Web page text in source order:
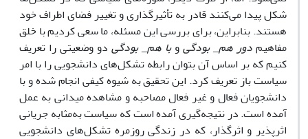
شکل پیدا می‌کنند قادر به تأثیرگذاری و تغییر فضای اطراف خود
هستند. بنابراین، برای بررسی این مسئله، ما سعی کردیم با خلق
مفاهیمدور هم_ بودگیوبا هم_ بودگی دو وضعیتی را تعریف
کنیم که بر اساس آن بتوان رابطه تشکل‌های دانشجویی را با امر
سیاست باز تعریف کرد. این تحقیق به شیوه کیفی انجام شده و با
دانشجویان فعال و غیر فعال مصاحبه و مشاهده میدانی به عمل
آمده است. در نتیجه‌گیری آمده است که سیاست به‌مثابه جریانی
اثرپذیر و اثرگذار، که در زندگی روزمره تشکل‌های دانشجویی